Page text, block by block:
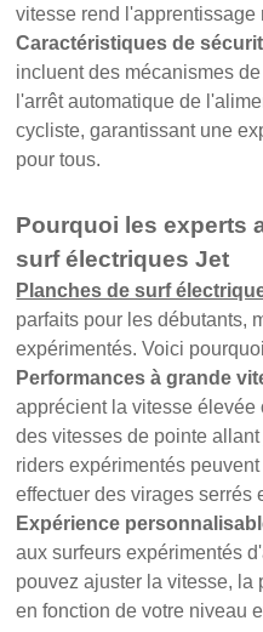
vitesse rend l'apprentissage
Caractéristiques de
incluent des mécanismes
l'arrêt automatique de
cycliste, garantissant une
pour tous.
Pourquoi les experts
surf électriques Jet
Planches de surf
parfaits pour les débutants,
expérimentés. Voici
Performances à grande
apprécient la vitesse élevée
des vitesses de pointe
riders expérimentés
effectuer des virages serrés
Expérience
aux surfeurs expérimentés
pouvez ajuster la vitesse, la
en fonction de votre niveau